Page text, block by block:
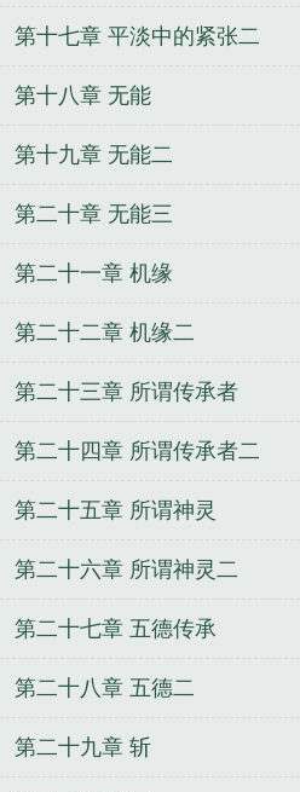
第十七章 平淡中的紧张二
第十八章 无能
第十九章 无能二
第二十章 无能三
第二十一章 机缘
第二十二章 机缘二
第二十三章 所谓传承者
第二十四章 所谓传承者二
第二十五章 所谓神灵
第二十六章 所谓神灵二
第二十七章 五德传承
第二十八章 五德二
第二十九章 斩